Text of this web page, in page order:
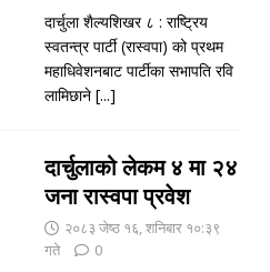
दार्चुला शैल्यशिखर ८ : राष्ट्रिय
स्वतन्त्र पार्टी (रास्वपा) को प्रथम
महाधिवेशनबाट पार्टीका सभापति रवि
लामिछाने [...]
दार्चुलाको लेकम ४ मा २४
जना रास्वपा प्रवेश
२०८३ जेष्ठ १६, शनिबार १०:३९
गते
0